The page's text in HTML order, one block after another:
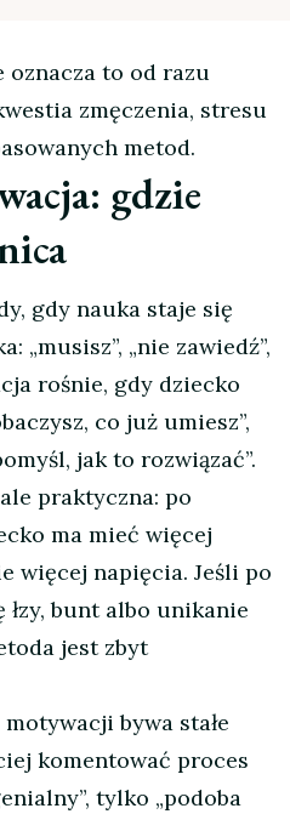
oznacza to od razu
zmęczenia, stresu
metod.
gdzie
gdy nauka staje się
„musisz”, „nie zawiedź”,
rośnie, gdy dziecko
co już umiesz”,
jak to rozwiązać”.
praktyczna: po
ma mieć więcej
więcej napięcia. Jeśli po
łzy, bunt albo unikanie
jest zbyt
bywa stałe
komentować proces
tylko „podoba